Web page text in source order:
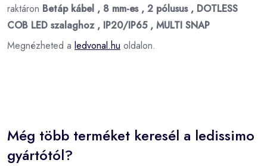
raktáron Betáp kábel , 8 mm-es , 2 pólusus , DOTLESS
COB LED szalaghoz , IP20/IP65 , MULTI SNAP
Megnézheted a ledvonal.hu oldalon.
Még több terméket keresél a ledissimo
gyártótól?